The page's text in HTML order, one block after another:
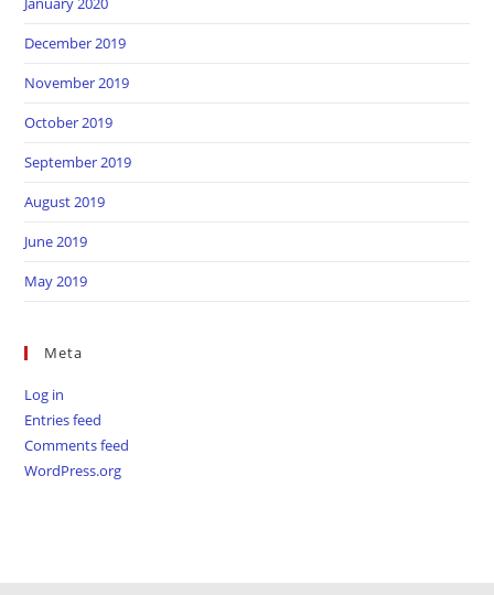
December 2019
November 2019
October 2019
September 2019
August 2019
June 2019
May 2019
Meta
Log in
Entries feed
Comments feed
WordPress.org